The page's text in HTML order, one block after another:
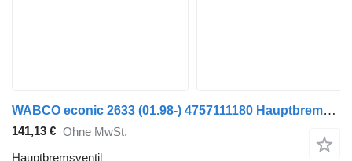
WABCO econic 2633 (01.98-) 4757111180 Hauptbremsventil für Mercedes-Benz Econic (1998-2014) Sattelzugmaschine
141,13 € Ohne MwSt.
Hauptbremsventil